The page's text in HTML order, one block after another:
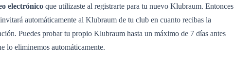
electrónico que utilizaste al registrarte para tu nuevo Klubraum. Entonces
automáticamente al Klubraum de tu club en cuanto recibas la
Puedes probar tu propio Klubraum hasta un máximo de 7 días antes
lo eliminemos automáticamente.